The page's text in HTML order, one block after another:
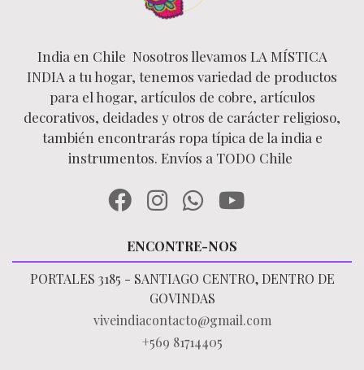
India en Chile Nosotros llevamos LA MÍSTICA
INDIA a tu hogar, tenemos variedad de productos
para el hogar, artículos de cobre, artículos
decorativos, deidades y otros de carácter religioso,
también encontrarás ropa típica de la india e
instrumentos. Envíos a TODO Chile
ENCONTRE-NOS
PORTALES 3185 - SANTIAGO CENTRO, DENTRO DE
GOVINDAS
viveindiacontacto@gmail.com
+569 81714405